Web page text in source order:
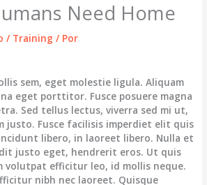
Need Home
/ Training / Por
sem, eget molestie ligula. Aliquam
eget porttitor. Fusce posuere magna
Sed tellus lectus, viverra sed mi ut,
justo. Fusce facilisis imperdiet elit quis
libero, in laoreet libero. Nulla et
justo eget, hendrerit eros. Ut quis
volutpat efficitur leo, id mollis neque.
nibh nec laoreet. Quisque